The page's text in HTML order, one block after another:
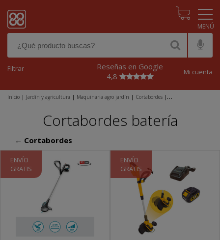
Reseñas en Google
4,8
Filtrar Mi cuenta
Inicio | Jardín y agricultura | Maquinaria agro jardín | Cortabordes |
Cortabordes batería
← Cortabordes
ENVÍO
GRATIS
ENVÍO
GRATIS